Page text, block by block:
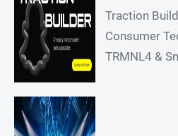
Traction
Consumer
TRMNL4 &